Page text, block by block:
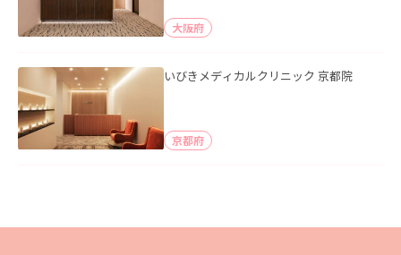
大阪府
いびきメディカルクリニック 京都院
京都府